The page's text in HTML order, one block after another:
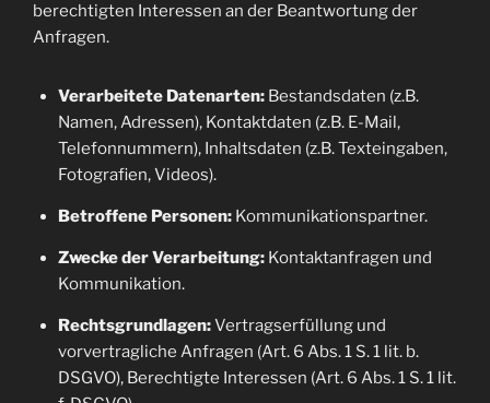
berechtigten Interessen an der Beantwortung der
Anfragen.
Verarbeitete Datenarten:Bestandsdaten (z.B.
Namen, Adressen), Kontaktdaten (z.B. E-Mail,
Telefonnummern), Inhaltsdaten (z.B. Texteingaben,
Fotografien, Videos).
Betroffene Personen:Kommunikationspartner.
Zwecke der Verarbeitung:Kontaktanfragen und
Kommunikation.
Rechtsgrundlagen:Vertragserfüllung und
vorvertragliche Anfragen (Art. 6 Abs. 1 S. 1 lit. b.
DSGVO), Berechtigte Interessen (Art. 6 Abs. 1 S. 1 lit.